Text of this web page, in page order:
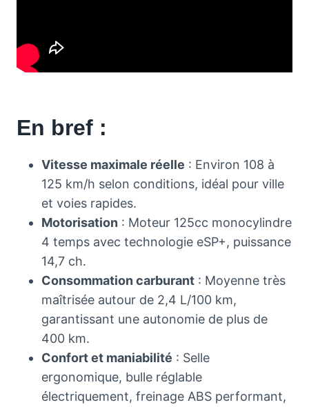
En bref :
Vitesse maximale réelle : Environ 108 à
125 km/h selon conditions, idéal pour ville
et voies rapides.
Motorisation : Moteur 125cc monocylindre
4 temps avec technologie eSP+, puissance
14,7 ch.
Consommation carburant : Moyenne très
maîtrisée autour de 2,4 L/100 km,
garantissant une autonomie de plus de
400 km.
Confort et maniabilité : Selle
ergonomique, bulle réglable
électriquement, freinage ABS performant,